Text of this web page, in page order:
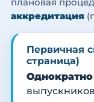
аккредитация
Первичная
страница)
Однократно